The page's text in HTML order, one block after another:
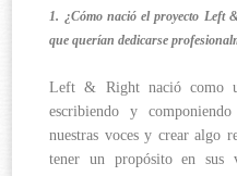
1. ¿Cómo nació el proyecto Left
que querían dedicarse
Left & Right nació como
escribiendo y
nuestras voces y crear algo
tener un propósito en sus